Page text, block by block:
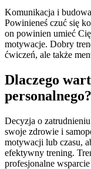
Komunikacja i
Powinieneś czuć się
on powinien umieć
motywacje. Dobry
ćwiczeń, ale także
Dlaczego
personalnego?
Decyzja o
swoje zdrowie i
motywacji lub czasu,
efektywny trening.
profesjonalne